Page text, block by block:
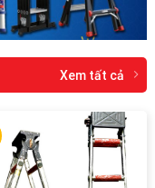
Xem tất cả